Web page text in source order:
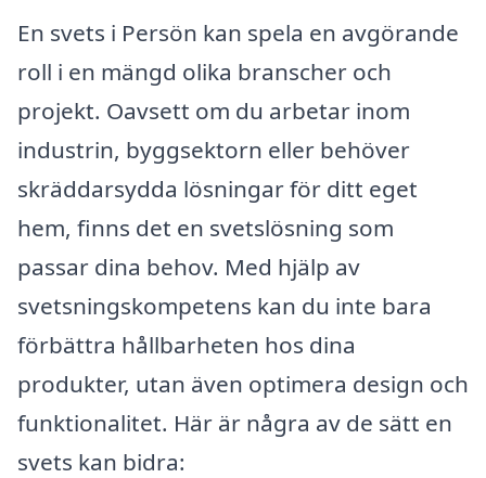
En svets i Persön kan spela en avgörande
roll i en mängd olika branscher och
projekt. Oavsett om du arbetar inom
industrin, byggsektorn eller behöver
skräddarsydda lösningar för ditt eget
hem, finns det en svetslösning som
passar dina behov. Med hjälp av
svetsningskompetens kan du inte bara
förbättra hållbarheten hos dina
produkter, utan även optimera design och
funktionalitet. Här är några av de sätt en
svets kan bidra: